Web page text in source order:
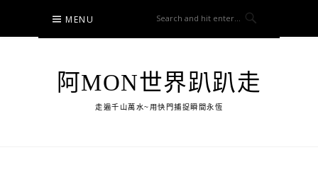
content
MENU
阿MON世界趴趴走
走遍千山萬水~用快門捕捉瞬間永恆